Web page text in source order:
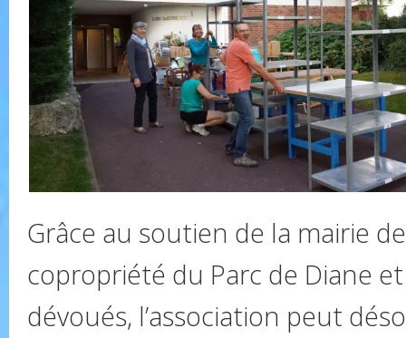
Grâce au soutien de la mairie
copropriété du Parc de Diane
dévoués, l’association peut